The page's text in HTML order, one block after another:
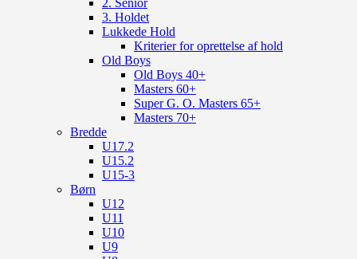
3. Holdet
Lukkede Hold
Kriterier for oprettelse af hold
Old Boys
Old Boys 40+
Masters 60+
Super G. O. Masters 65+
Masters 70+
Bredde
U17.2
U15.2
U15-3
Børn
U12
U11
U10
U9